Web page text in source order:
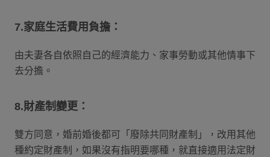
7.家庭生活費用負擔：
由夫妻各自依照自己的經濟能力、家事勞動或其他情事下
去分擔。
8.財產制變更：
雙方同意，婚前婚後都可「廢除共同財產制」，改用其他
種約定財產制，如果沒有指明要哪種，就直接適用法定財